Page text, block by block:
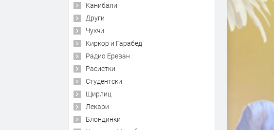
Канибали
Други
Чукчи
Киркор и Гарабед
Радио Ереван
Расистки
Студентски
Щирлиц
Лекари
Блондинки